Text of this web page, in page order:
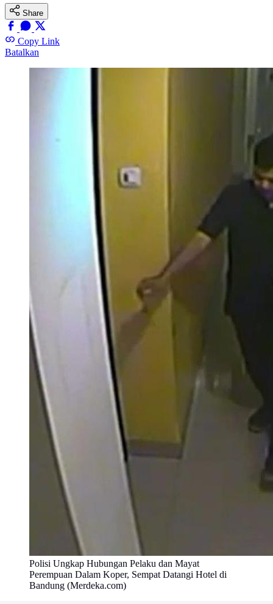
Share
Copy Link
Batalkan
Polisi Ungkap Hubungan Pelaku dan Mayat
Perempuan Dalam Koper, Sempat Datangi Hotel di
Bandung (Merdeka.com)